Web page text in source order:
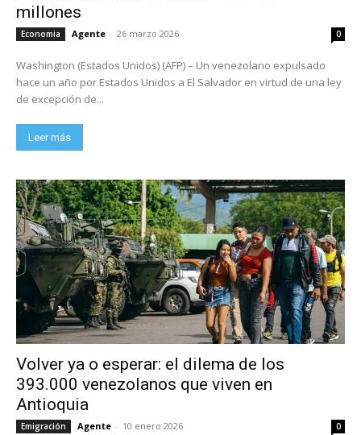
millones
Economia Agente - 26 marzo 2026 0
Washington (Estados Unidos) (AFP) – Un venezolano expulsado
hace un año por Estados Unidos a El Salvador en virtud de una ley
de excepción de...
Leer más
Volver ya o esperar: el dilema de los
393.000 venezolanos que viven en
Antioquia
Emigración Agente - 10 enero 2026 0